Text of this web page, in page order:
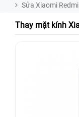
Sửa Xiaomi Redmi
Thay mặt kính